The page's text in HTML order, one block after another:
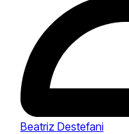
Beatriz Destefani